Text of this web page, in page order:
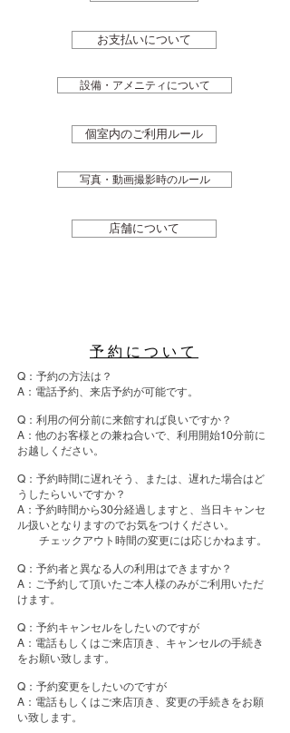
お支払いについて
設備・アメニティについて
個室内のご利用ルール
写真・動画撮影時のルール
店舗について
予約について
Q：予約の方法は？
A：電話予約、来店予約が可能です。
Q：利用の何分前に来館すれば良いですか？
A：他のお客様との兼ね合いで、利用開始10分前に
お越しください。
Q：予約時間に遅れそう、または、遅れた場合はど
うしたらいいですか？
A：予約時間から30分経過しますと、当日キャンセ
ル扱いとなりますのでお気をつけください。
チェックアウト時間の変更には応じかねます。
Q：予約者と異なる人の利用はできますか？
A：ご予約して頂いたご本人様のみがご利用いただ
けます。
Q：予約キャンセルをしたいのですが
A：電話もしくはご来店頂き、キャンセルの手続き
をお願い致します。
Q：予約変更をしたいのですが
A：電話もしくはご来店頂き、変更の手続きをお願
い致します。